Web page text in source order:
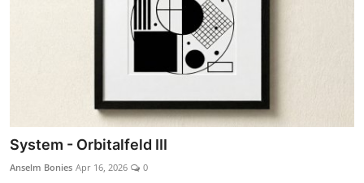
System - Orbitalfeld III
Anselm Bonies Apr 16, 2026 0